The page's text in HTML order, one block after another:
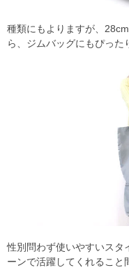
種類にもよりますが、
ら、ジムバッグにもぴった
性別問わず使いやすいスタ
ーンで活躍してくれること